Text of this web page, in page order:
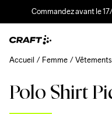
Commandez avant le
Polo Shirt
Accueil Femme Vêtements
Outlet